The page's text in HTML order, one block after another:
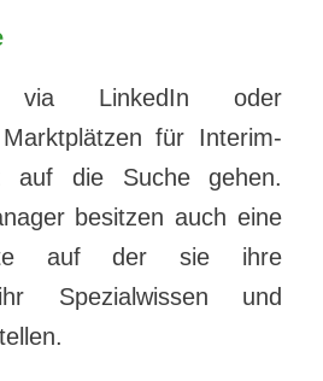
via LinkedIn oder
für Interim-
auf die Suche gehen.
besitzen auch eine
auf der sie ihre
Spezialwissen und